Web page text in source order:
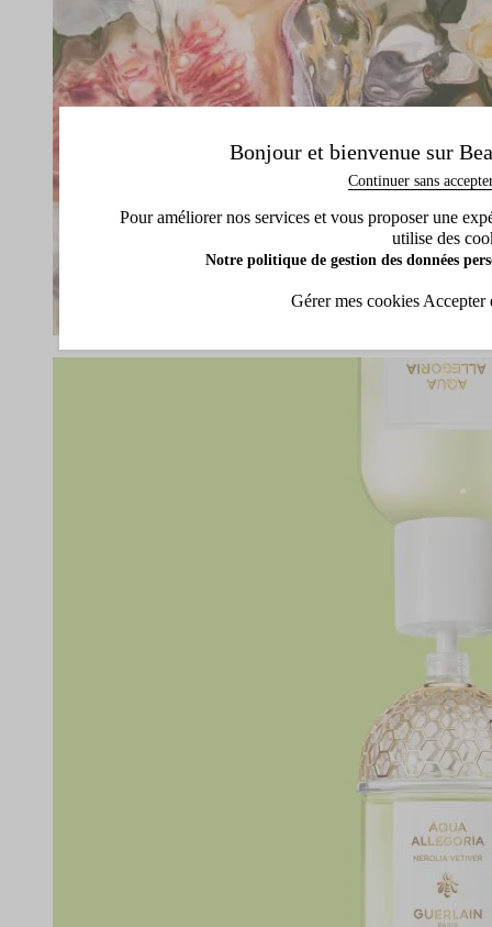
Bonjour et bienvenue sur
Continuer sans
Pour améliorer nos services et vous proposer une
utilise des
Notre politique de gestion des données
Gérer mes cookies Accepter